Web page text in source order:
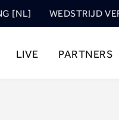
[NL] WEDSTRIJD
LIVE PARTNERS